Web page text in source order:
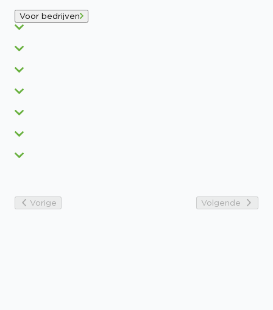
Voor bedrijven
Vorige Volgende